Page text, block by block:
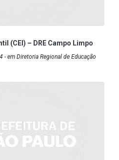
(CEI) – DRE Campo Limpo
em Diretoria Regional de Educação